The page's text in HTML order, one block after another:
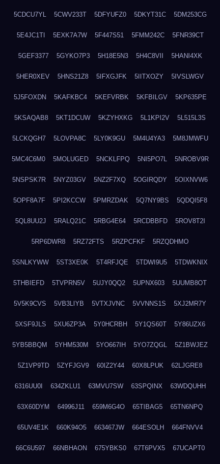
5CDCU7YL 5CWV233T 5DFYUFZ0 5DKYT31C 5DM253CG
5E4JC1TI 5EXK7A7W 5F447S51 5FMM242C 5FNR39CT
5GEF3377 5GYKO7P3 5H18E5N3 5H4C8VII 5HANI4XK
5HER0XEV 5HNS21Z8 5IFXGJFK 5IITXOZY 5IVSLWGV
5J5FOXDN 5KAFKBC4 5KEFVRBK 5KFBILGV 5KP635PE
5KSAQAB8 5KT1DCUW 5KZYHXKG 5L1KPI2V 5L515L3S
5LCKQGH7 5LOVPA8C 5LY0K9GU 5M4U4YA3 5M8JMWFU
5MC4C6M0 5MOLUGED 5NCKLFPQ 5NI5PO7L 5NROBV9R
5NSPSK7R 5NYZ03GV 5NZ2F7XQ 5OGIRQDY 5OIXNVW6
5OPF8A7F 5PI2KCCW 5PMRZDAK 5Q7NY9BS 5QDQI5F8
5QL8UU2J 5RALQ21C 5RBG4E64 5RCDBBFD 5ROV8T2I
5RP6DWR8 5RZ72FTS 5RZPCFKF 5RZQDHMO
5SNLKYWW 5ST3XE0K 5T4RFJQE 5TDWI9U5 5TDWKNIX
5THBIEFD 5TVPRN5V 5UJY0QQ2 5UPNX603 5UUMB8OT
5V5K9CVS 5VB3LIYB 5VTXJVNC 5VVNNS1S 5XJ2MR7Y
5XSF9JLS 5XU6ZP3A 5Y0HCRBH 5Y1QS60T 5Y86UZX6
5YB5BBQM 5YHM530M 5YO667IH 5YO7ZQGL 5Z1BWJEZ
5Z1VP9TD 5ZYFJGV9 60IZ2Y44 60X8LPUK 62LJGRE8
6316UU0I 634ZKLU1 63MVU7SW 63SPQINX 63WDQUHH
63X60DYM 64996J11 659M6G4O 65TIBAG5 65TN6NPQ
65UV4E1K 660K94O5 663467JW 664ESOLH 664FNVV4
66C6U597 66NBHAON 675YBKS0 67T6PVX5 67UCAPT0